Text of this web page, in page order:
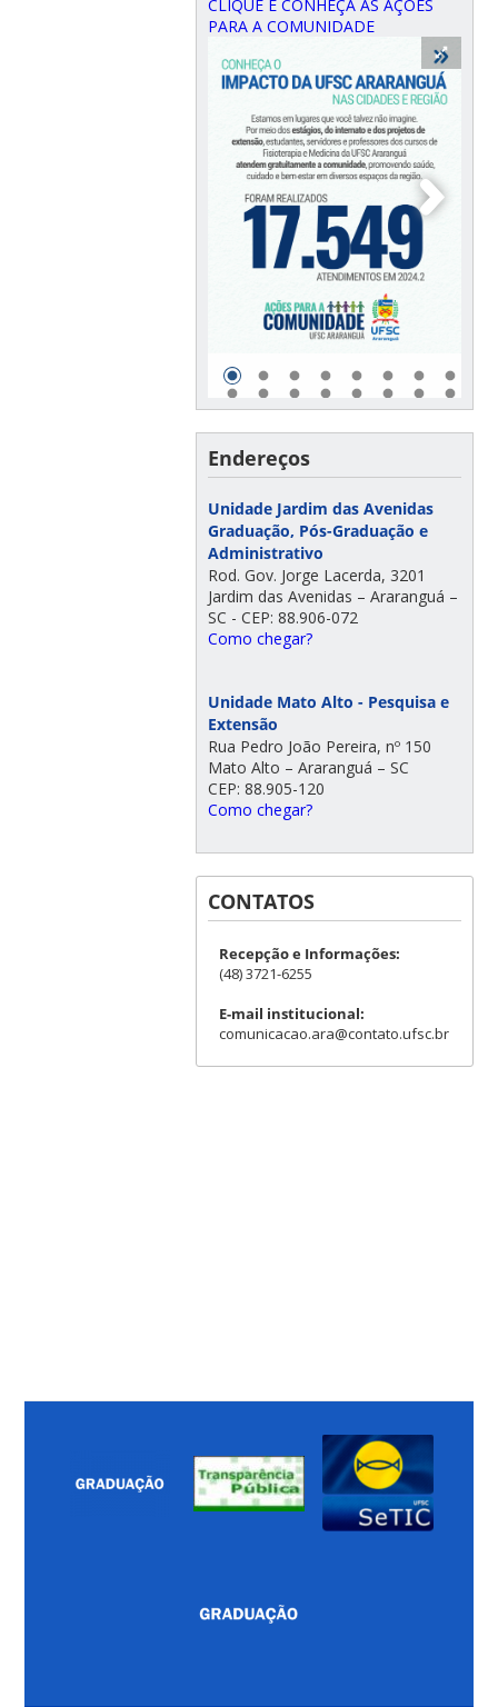
CLIQUE E CONHEÇA AS AÇÕES
PARA A COMUNIDADE
Endereços
Unidade Jardim das Avenidas
Graduação, Pós-Graduação e
Administrativo
Rod. Gov. Jorge Lacerda, 3201
Jardim das Avenidas – Araranguá –
SC - CEP: 88.906-072
Como chegar?
Unidade Mato Alto - Pesquisa e
Extensão
Rua Pedro João Pereira, nº 150
Mato Alto – Araranguá – SC
CEP: 88.905-120
Como chegar?
CONTATOS
Recepção e Informações:
(48) 3721-6255
E-mail institucional:
comunicacao.ara@contato.ufsc.br